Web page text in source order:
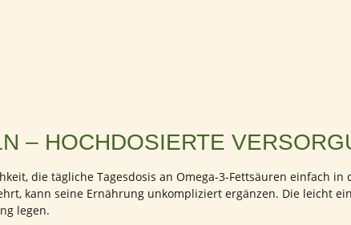
– HOCHDOSIERTE
die tägliche Tagesdosis an Omega-3-Fettsäuren einfach
kann seine Ernährung unkompliziert ergänzen. Die leicht
legen.